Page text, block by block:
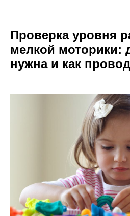
Проверка уровня
мелкой моторики:
нужна и как
Ответьте на 4
и узнайте,